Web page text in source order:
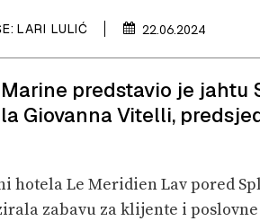
LARI LULIĆ 22.06.2024
Marine predstavio je jahtu
Giovanna Vitelli,
hotela Le Meridien Lav pored
zabavu za klijente i